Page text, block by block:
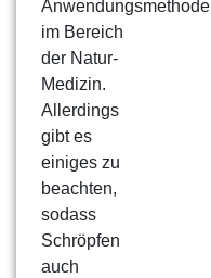
Anwendungsmethode
im Bereich
der Natur-
Medizin.
Allerdings
gibt es
einiges zu
beachten,
sodass
Schröpfen
auch